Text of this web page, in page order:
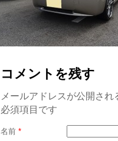
コメントを残す
メールアドレスが公開さ
必須項目です
名前 *